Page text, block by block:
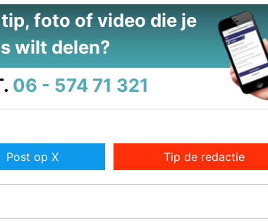
foto of video die je
wilt delen?
06 - 574 71 321
Post op X Tip de redactie